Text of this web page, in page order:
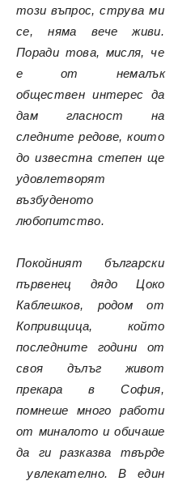
този въпрос, струва ми
се, няма вече живи.
Поради това, мисля, че
е от немалък
обществен интерес да
дам гласност на
следните редове, които
до известна степен ще
удовлетворят
възбуденото
любопитство.
Покойният български
първенец дядо Цоко
Каблешков, родом от
Копривщица, който
последните години от
своя дълъг живот
прекара в София,
помнеше много работи
от миналото и обичаше
да ги разказва твърде
увлекателно. В един